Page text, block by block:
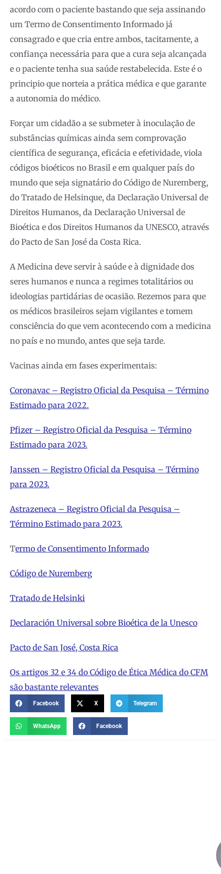
acordo com o paciente bastando que seja assinando
um Termo de Consentimento Informado já
consagrado e que cria entre ambos, tacitamente, a
confiança necessária para que a cura seja alcançada
e o paciente tenha sua saúde restabelecida. Este é o
principio que norteia a prática médica e que garante
a autonomia do médico.
Forçar um cidadão a se submeter à inoculação de
substâncias químicas ainda sem comprovação
científica de segurança, eficácia e efetividade, viola
códigos bioéticos no Brasil e em qualquer país do
mundo que seja signatário do Código de Nuremberg,
do Tratado de Helsinque, da Declaração Universal de
Direitos Humanos, da Declaração Universal de
Bioética e dos Direitos Humanos da UNESCO, através
do Pacto de San José da Costa Rica.
A Medicina deve servir à saúde e à dignidade dos
seres humanos e nunca a regimes totalitários ou
ideologias partidárias de ocasião. Rezemos para que
os médicos brasileiros sejam vigilantes e tomem
consciência do que vem acontecendo com a medicina
no país e no mundo, antes que seja tarde.
Vacinas ainda em fases experimentais:
Coronavac – Registro Oficial da Pesquisa – Término
Estimado para 2022.
Pfizer – Registro Oficial da Pesquisa – Término
Estimado para 2023.
Janssen – Registro Oficial da Pesquisa – Término
para 2023.
Astrazeneca – Registro Oficial da Pesquisa –
Término Estimado para 2023.
Termo de Consentimento Informado
Código de Nuremberg
Tratado de Helsinki
Declaración Universal sobre Bioética de la Unesco
Pacto de San José, Costa Rica
Os artigos 32 e 34 do Código de Ética Médica do CFM
são bastante relevantes
Facebook X Telegram
WhatsApp Facebook